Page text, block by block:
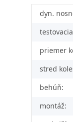
dyn.
priemer
stred
behúň:
montáž: